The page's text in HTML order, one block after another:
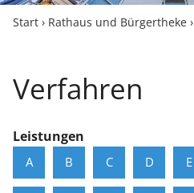
Start › Rathaus und Bürgertheke ›
Verfahren
Leistungen
A B C D E